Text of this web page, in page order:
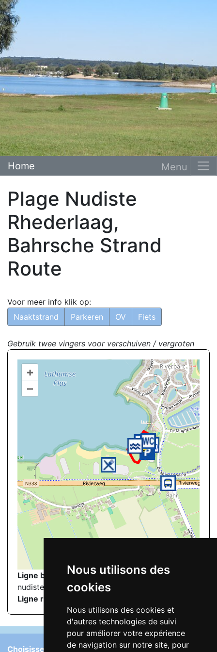
Nous utilisons des
cookies
Nous utilisons des cookies et
d'autres technologies de suivi
pour améliorer votre expérience
de navigation sur notre site, pour
Home
Plage Nudiste
Rhederlaag,
Bahrsche Strand
Route
Voor meer info klik op:
Naaktstrand
Parkeren OV Fiets
Gebruik twee vingers voor verschuiven / vergroten
+
–
©OpenStreetMap
Ligne bleue
: itinéraire de marche à la plage
nudiste
Ligne rouge
Choisissez la langue: